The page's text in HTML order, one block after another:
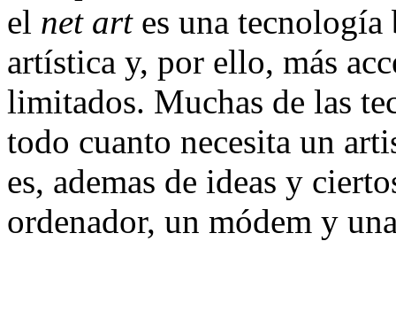
el net artes una tecnología
artística y, por ello, más
limitados. Muchas de las
todo cuanto necesita un
es, ademas de ideas y
ordenador, un módem y